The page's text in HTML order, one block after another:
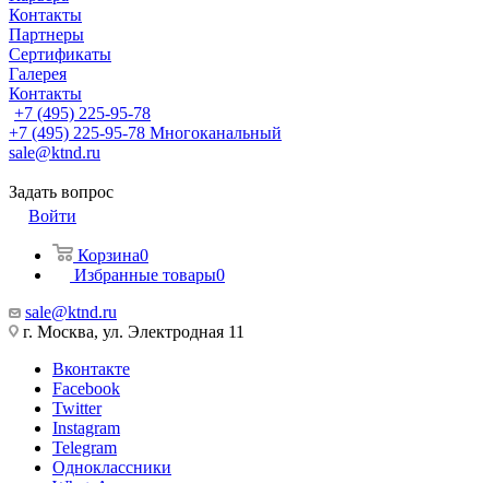
Контакты
Партнеры
Сертификаты
Галерея
Контакты
+7 (495) 225-95-78
+7 (495) 225-95-78 Многоканальный
sale@ktnd.ru
Задать вопрос
Войти
Корзина0
Избранные товары0
sale@ktnd.ru
г. Москва, ул. Электродная 11
Вконтакте
Facebook
Twitter
Instagram
Telegram
Одноклассники